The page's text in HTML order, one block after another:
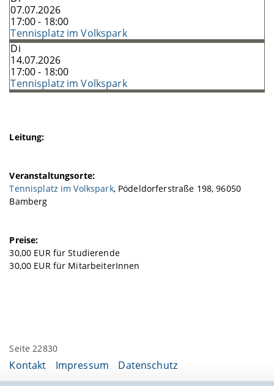
07.07.2026
17:00 - 18:00
Tennisplatz im Volkspark
Di
14.07.2026
17:00 - 18:00
Tennisplatz im Volkspark
Leitung:
Veranstaltungsorte:
Tennisplatz im Volkspark, Pödeldorferstraße 198, 96050
Bamberg
Preise:
30,00 EUR für Studierende
30,00 EUR für MitarbeiterInnen
Seite 22830
Kontakt Impressum Datenschutz